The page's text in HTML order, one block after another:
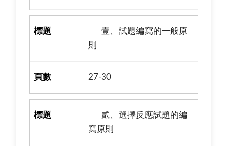
壹、試題編寫的一般原
則
27-30
貳、選擇反應試題的編
寫原則